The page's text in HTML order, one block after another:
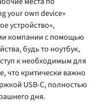
your own device»
устройство»,
компании с помощью
будь то ноутбук,
к необходимым для
что критически важно
USB-C, полностью
дня.